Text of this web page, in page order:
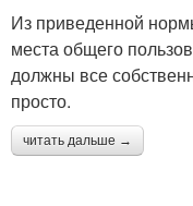
Из приведенной
места общего
должны все
просто.
читать дальше →